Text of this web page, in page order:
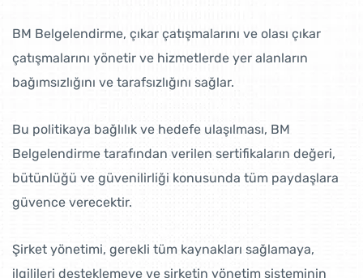
BM Belgelendirme, çıkar çatışmalarını ve olası çıkar
çatışmalarını yönetir ve hizmetlerde yer alanların
bağımsızlığını ve tarafsızlığını sağlar.
Bu politikaya bağlılık ve hedefe ulaşılması, BM
Belgelendirme tarafından verilen sertifikaların değeri,
bütünlüğü ve güvenilirliği konusunda tüm paydaşlara
güvence verecektir.
Şirket yönetimi, gerekli tüm kaynakları sağlamaya,
ilgilileri desteklemeye ve şirketin yönetim sisteminin